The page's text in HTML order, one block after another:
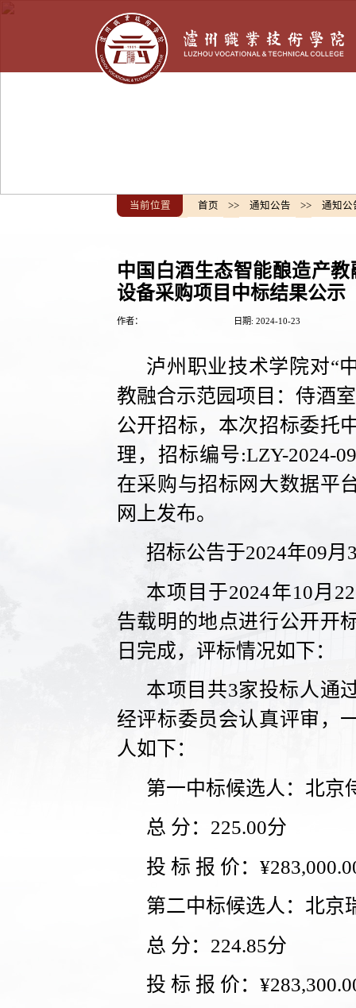
当前位置 首页 >> 通知公告 >> 通知公
中国白酒生态智能酿造产
设备采购项目中标结果公示
作者： 日期: 2024-10-23
泸州职业技术学院对“
教融合示范园项目：侍酒
公开招标，本次招标委托
理，招标编号:LZY-2024-
在采购与招标网大数据平
网上发布。
招标公告于2024年09月
本项目于2024年10月
告载明的地点进行公开开
日完成，评标情况如下：
本项目共3家投标人通
经评标委员会认真评审，
人如下：
第一中标候选人：北京
总 分：225.00分
投 标 报 价：
第二中标候选人：北京
总 分：224.85分
投 标 报 价：